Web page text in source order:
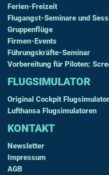
Ferien-Freizeit
Flugangst-Seminare und
Gruppenflüge
Firmen-Events
Führungskräfte-Seminar
Vorbereitung für Piloten:
FLUGSIMULATOR
Original Cockpit Flugsimulator
Lufthansa Flugsimulatoren
KONTAKT
Newsletter
Impressum
AGB